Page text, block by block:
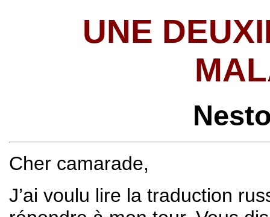
UNE
Cher camarade,
J’ai voulu lire la traduction